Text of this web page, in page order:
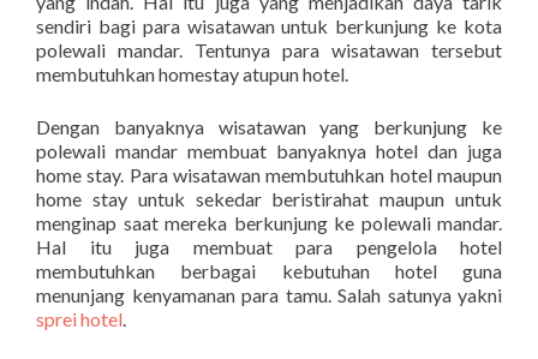
sendiri bagi para wisatawan untuk berkunjung ke kota
polewali mandar. Tentunya para wisatawan tersebut
membutuhkan homestay atupun hotel.
Dengan banyaknya wisatawan yang berkunjung ke
polewali mandar membuat banyaknya hotel dan juga
home stay. Para wisatawan membutuhkan hotel maupun
home stay untuk sekedar beristirahat maupun untuk
menginap saat mereka berkunjung ke polewali mandar.
Hal itu juga membuat para pengelola hotel
membutuhkan berbagai kebutuhan hotel guna
menunjang kenyamanan para tamu. Salah satunya yakni
sprei hotel.